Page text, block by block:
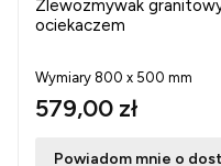
Zlewozmywak
ociekaczem
Wymiary 800 x 500 mm
579,00 zł
Powiadom mnie o